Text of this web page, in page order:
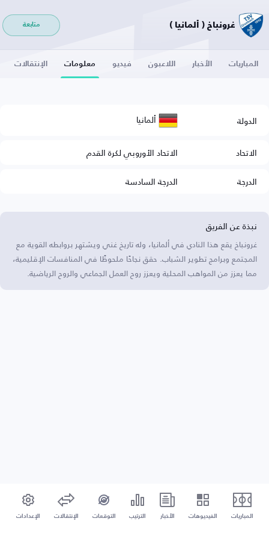
غرونباخ ( ألمانيا ) متابعة
المباريات الأخبار اللاعبون فيديو معلومات الإنتقالات
الدولة ألمانيا
الاتحاد
الاتحاد الأوروبي لكرة القدم
الدرجة
الدرجة السادسة
نبذة عن الفريق
غرونباخ يقع هذا النادي في ألمانيا، وله تاريخ غني ويشتهر بروابطه القوية مع
المجتمع وبرامج تطوير الشباب. حقق نجاحًا ملحوظًا في المنافسات الإقليمية،
مما يعزز من المواهب المحلية ويعزز روح العمل الجماعي والروح الرياضية.
المباريات الفيديوهات الأخبار الترتيب التوقعات الإنتقالات الإعدادات